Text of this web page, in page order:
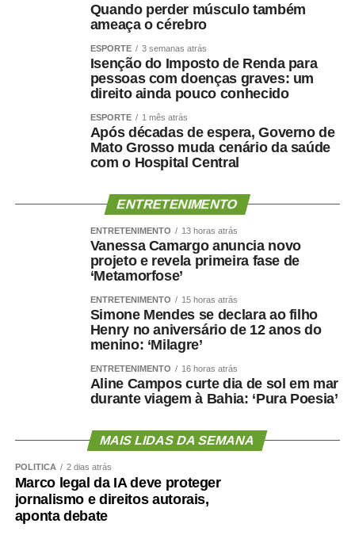
Paula, destacou que a conscientização deve começar
“A gente acredita que, incentivando as crianças desde
pequenas a cuidar da natureza e compreender o meio
ambiente, também estamos estimulando futuros
profissionais para o agro”, afirmou. Segundo ela, a
proposta foi mostrar de forma lúdica como os produtores
rurais atuam na preservação ambiental e na produção de
Outra instituição participante foi a Associação dos
Produtores de Feijão, Pulses, Colheitas Especiais e
Irrigantes de Mato Grosso (Aprofir). A representante da
entidade, Júlia Barros dos Santos, conduziu atividades
irrigação na agricultura. “Queremos mostrar que irrigação
não significa desperdício de água. Pelo contrário, é uma
ferramenta importante para a produção de alimentos”,
explicou. De forma didática, a apresentação abordou a
produção do feijão, mostrou diferentes variedades do
grão e utilizou vídeos para demonstrar o processo de
Ao final da programação, ficou evidente que a educação
ambiental se torna ainda mais eficaz quando dialoga
diretamente com o universo infantil. Entre novas
descobertas, o plantio de mudas de árvores, atividades
Quando perder músculo também
ameaça o cérebro
ESPORTE 3 semanas atrás
Isenção do Imposto de Renda para
pessoas com doenças graves: um
direito ainda pouco conhecido
ESPORTE 1 mês atrás
Após décadas de espera, Governo de
Mato Grosso muda cenário da saúde
com o Hospital Central
ENTRETENIMENTO
ENTRETENIMENTO 13 horas atrás
Vanessa Camargo anuncia novo
projeto e revela primeira fase de
‘Metamorfose’
ENTRETENIMENTO 15 horas atrás
Simone Mendes se declara ao filho
Henry no aniversário de 12 anos do
menino: ‘Milagre’
ENTRETENIMENTO 16 horas atrás
Aline Campos curte dia de sol em mar
durante viagem à Bahia: ‘Pura Poesia’
MAIS LIDAS DA SEMANA
POLÍTICA 2 dias atrás
Marco legal da IA deve proteger
jornalismo e direitos autorais,
aponta debate